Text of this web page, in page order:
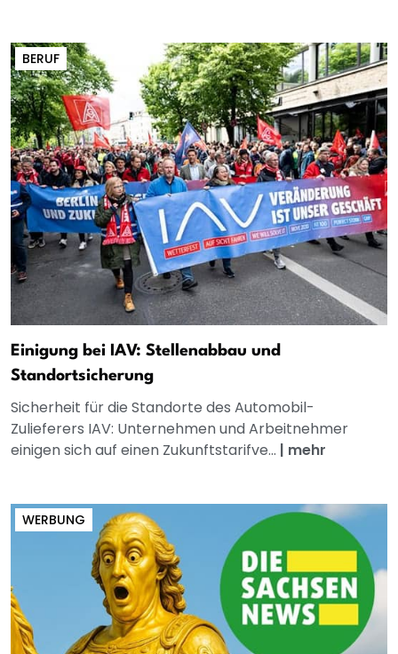
BERUF
Einigung bei IAV: Stellenabbau und
Standortsicherung
Sicherheit für die Standorte des Automobil-
Zulieferers IAV: Unternehmen und Arbeitnehmer
einigen sich auf einen Zukunftstarifve... | mehr
WERBUNG